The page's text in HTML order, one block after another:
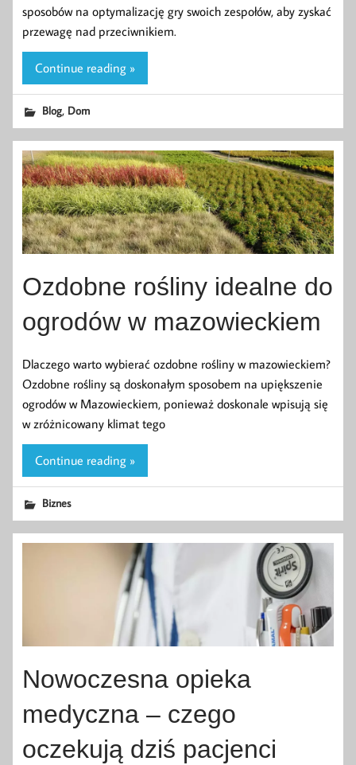
sposobów na optymalizację gry swoich zespołów, aby zyskać
przewagę nad przeciwnikiem.
Continue reading »
Blog, Dom
Ozdobne rośliny idealne do
ogrodów w mazowieckiem
Dlaczego warto wybierać ozdobne rośliny w mazowieckiem?
Ozdobne rośliny są doskonałym sposobem na upiększenie
ogrodów w Mazowieckiem, ponieważ doskonale wpisują się
w zróżnicowany klimat tego
Continue reading »
Biznes
Nowoczesna opieka
medyczna – czego
oczekują dziś pacjenci